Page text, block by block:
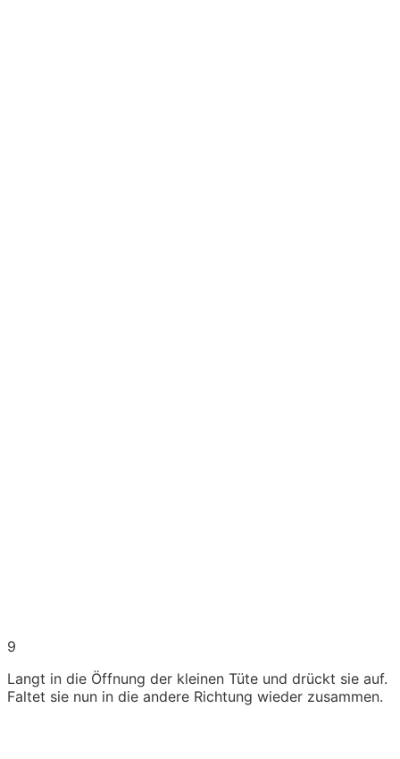
9
Langt in die Öffnung der kleinen Tüte und drückt sie auf.
Faltet sie nun in die andere Richtung wieder zusammen.